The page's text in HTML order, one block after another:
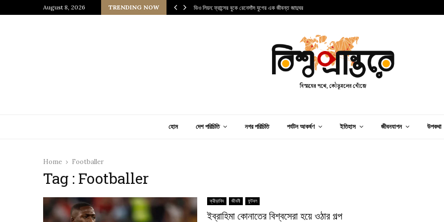
August 8, 2026 TRENDING NOW
জাপানি আধ্যাত্মিকতার ছোঁয়া ভিও লিয়ন: ফ্রান্সের বুকে রেনেসাঁস যুগের এক জীবন্ত জাদুঘর
হোম দেশ পরিচিতি নগর পরিচিতি পর্যটন আকর্ষণ ইতিহাস জীবনযাপন উপকথা
Home Footballer
Tag : Footballer
ক্রীড়াবিদ জীবনী ফুটবল
ইব্রাহিমা কোনাতের বিশ্বসেরা হয়ে ওঠার গল্প